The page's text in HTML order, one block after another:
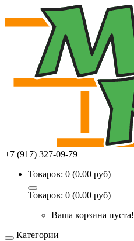
+7 (917) 327-09-79
Товаров: 0 (0.00 руб)
Товаров: 0 (0.00 руб)
Ваша корзина пуста!
Категории